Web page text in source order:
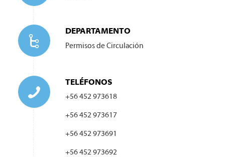
DEPARTAMENTO
Permisos de Circulación
TELÉFONOS
+56 452 973618
+56 452 973617
+56 452 973691
+56 452 973692